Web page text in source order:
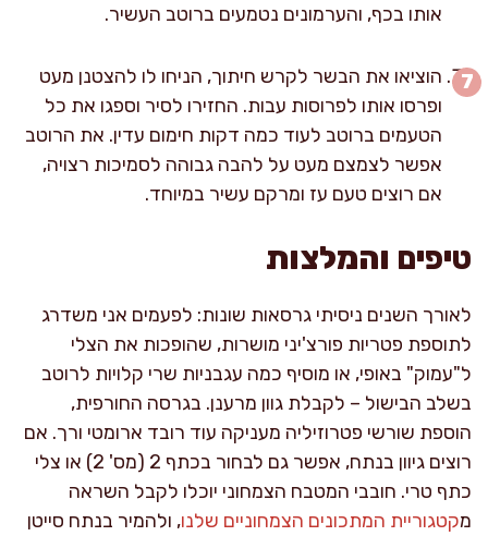
אותו בכף, והערמונים נטמעים ברוטב העשיר.
הוציאו את הבשר לקרש חיתוך, הניחו לו להצטנן מעט
ופרסו אותו לפרוסות עבות. החזירו לסיר וספגו את כל
הטעמים ברוטב לעוד כמה דקות חימום עדין. את הרוטב
אפשר לצמצם מעט על להבה גבוהה לסמיכות רצויה,
אם רוצים טעם עז ומרקם עשיר במיוחד.
טיפים והמלצות
לאורך השנים ניסיתי גרסאות שונות: לפעמים אני משדרג
לתוספת פטריות פורצ'יני מושרות, שהופכות את הצלי
ל"עמוק" באופי, או מוסיף כמה עגבניות שרי קלויות לרוטב
בשלב הבישול – לקבלת גוון מרענן. בגרסה החורפית,
הוספת שורשי פטרוזיליה מעניקה עוד רובד ארומטי ורך. אם
רוצים גיוון בנתח, אפשר גם לבחור בכתף 2 (מס' 2) או צלי
כתף טרי. חובבי המטבח הצמחוני יוכלו לקבל השראה
מקטגוריית המתכונים הצמחוניים שלנו, ולהמיר בנתח סייטן